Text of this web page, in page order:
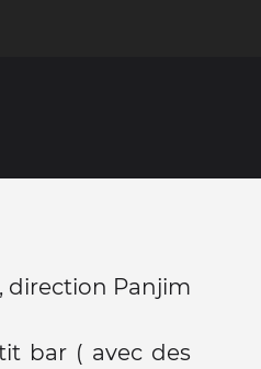
direction Panjim
bar ( avec des